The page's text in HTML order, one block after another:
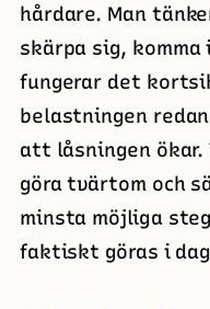
hårdare. Man
skärpa sig,
fungerar det
belastningen
att låsningen
göra tvärtom och
minsta möjliga
faktiskt göras i